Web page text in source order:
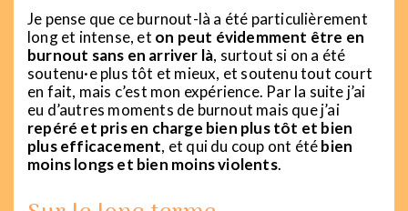
Je pense que ce burnout-là a été particulièrement
long et intense, et on peut évidemment être en
burnout sans en arriver là, surtout si on a été
soutenu·e plus tôt et mieux, et soutenu tout court
en fait, mais c’est mon expérience. Par la suite j’ai
eu d’autres moments de burnout mais que j’ai
repéré et pris en charge bien plus tôt et bien
plus efficacement, et qui du coup ont étébien
moins longs et bien moins violents.